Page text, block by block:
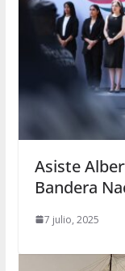
Asiste
Bandera
7 julio, 2025